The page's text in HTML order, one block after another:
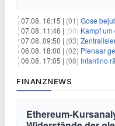
07.08. 16:15 | (01) Gose
07.08. 11:46 | (00) Kampf um
07.08. 09:50 | (03)
06.08. 18:00 | (02) Pienaar
06.08. 17:05 | (08) Infantino
FINANZNEWS
Ethereum-